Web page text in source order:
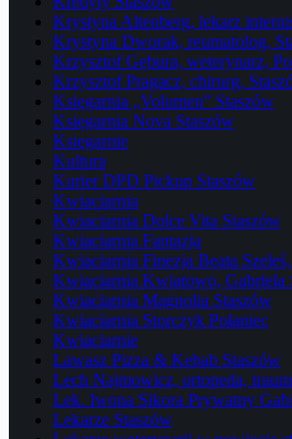
Krystyna Altenberg, lekarz
Krystyna Dworak, reumatolog,
Krzysztof Gębura, weterynarz,
Krzysztof Pragacz, chirurg,
Księgarnia „Volumen” Staszów
Księgarnia Nova Staszów
Księgarnie
Kultura
Kurier DPD Pickup Staszów
Kwiaciarnia
Kwiaciarnia Dolce Vita Staszów
Kwiaciarnia Fantazja
Kwiaciarnia Finezja Beata
Kwiaciarnia Kwiatowo, Gabriela
Kwiaciarnia Magnolia Staszów
Kwiaciarnia Storczyk Połaniec
Kwiaciarnie
Lawasz Pizza & Kebab Staszów
Lech Najmowicz, ortopeda,
Lek. Iwona Sikora Prywatny
Lekarze Staszów